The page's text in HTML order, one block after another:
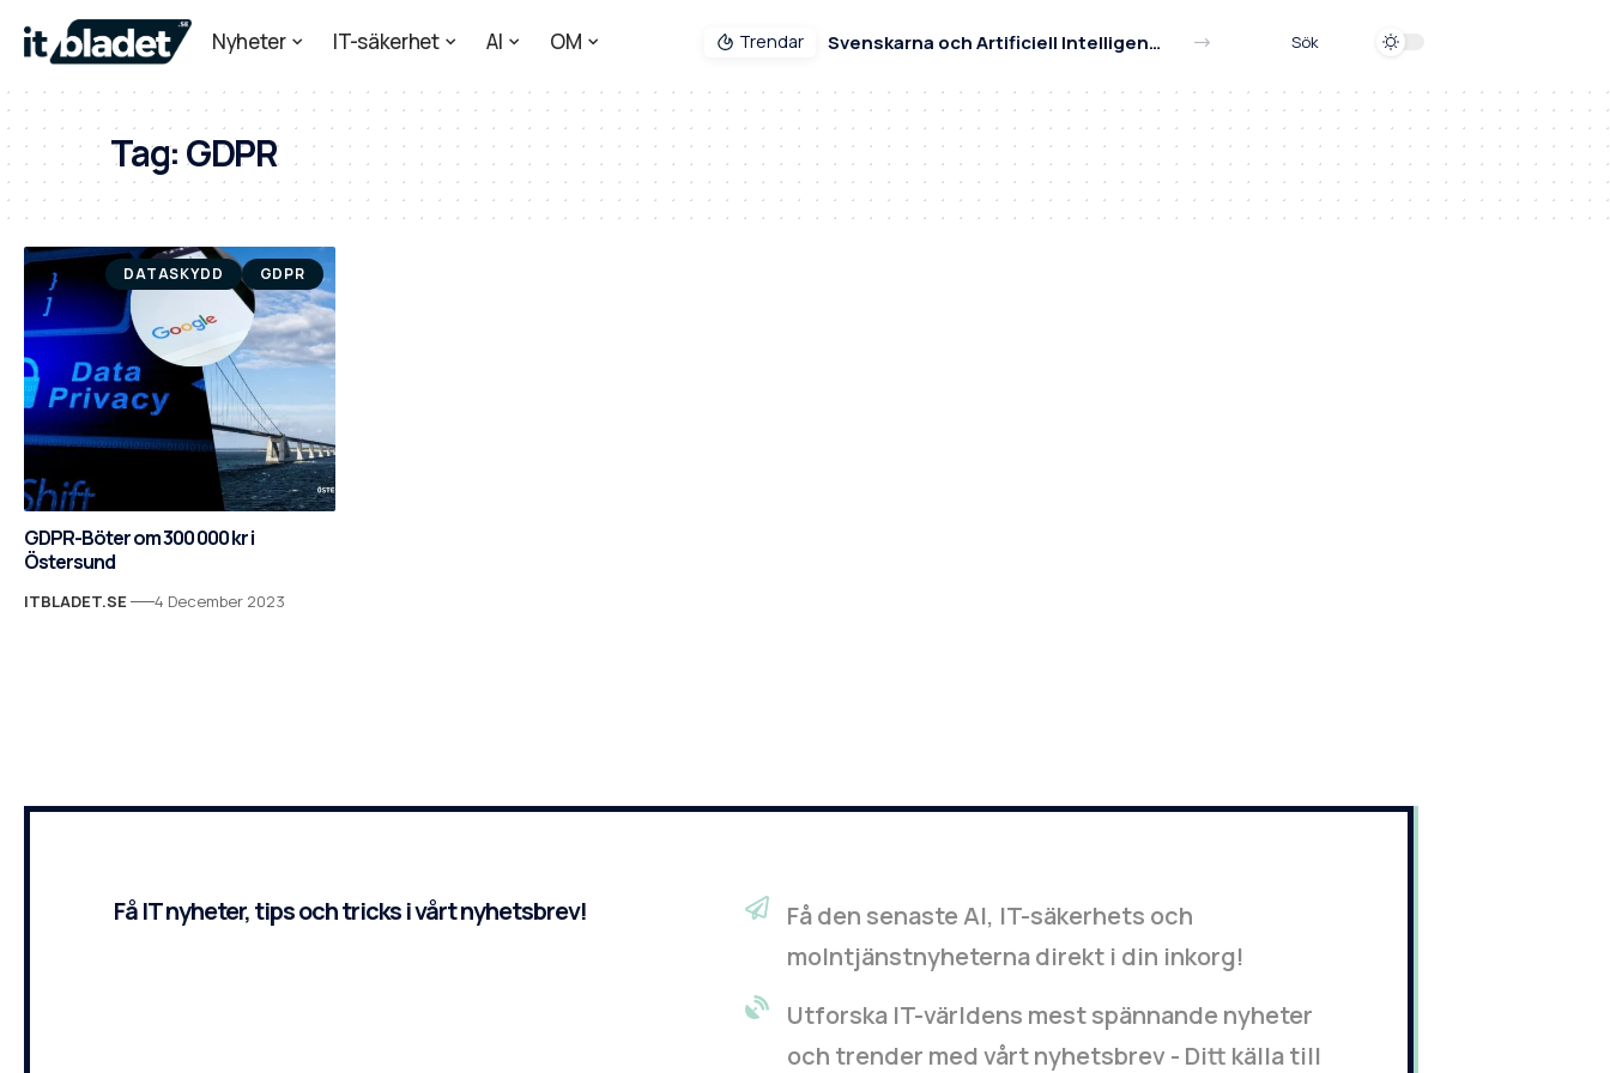
Nyheter IT-säkerhet AI OM Trendar Svenskarna och Artificiell Intelligens (AI) – En Djupdykning i Statistiken Sök
Tag:GDPR
DATASKYDD GDPR
GDPR-Böter om 300 000 kr i
Östersund
ITBLADET.SE 4 December 2023
Få IT nyheter, tips och tricks i vårt nyhetsbrev!
Få den senaste AI, IT-säkerhets och
molntjänstnyheterna direkt i din inkorg!
Utforska IT-världens mest spännande nyheter
och trender med vårt nyhetsbrev - Ditt källa till